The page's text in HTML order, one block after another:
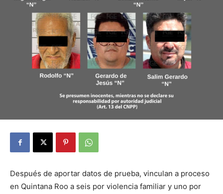
Después de aportar datos de prueba, vinculan a proceso
en Quintana Roo a seis por violencia familiar y uno por